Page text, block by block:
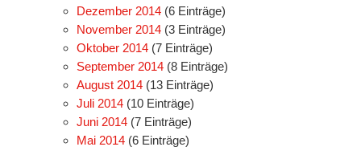
Dezember 2014 (6 Einträge)
November 2014 (3 Einträge)
Oktober 2014 (7 Einträge)
September 2014 (8 Einträge)
August 2014 (13 Einträge)
Juli 2014 (10 Einträge)
Juni 2014 (7 Einträge)
Mai 2014 (6 Einträge)